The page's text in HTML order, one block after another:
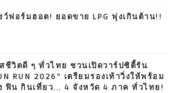
ชว์ฟอร์มฮอต! ยอดขาย LPG พุ่งเกินต้าน!!
ชีวิตดี ๆ ทั่วไทย ชวนเปิดวาร์ปซิตี้รัน
RUN 2026” เตรียมรองเท้าวิ่งให้พร้อม
ฟิน กินเที่ยว... 4 จังหวัด 4 ภาค ทั่วไทย!